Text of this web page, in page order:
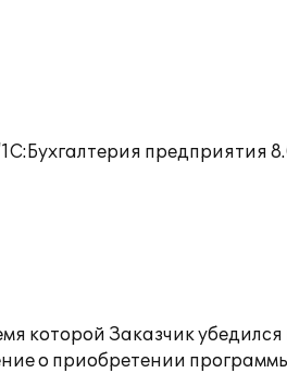
предприятия
которой Заказчик
о приобретении